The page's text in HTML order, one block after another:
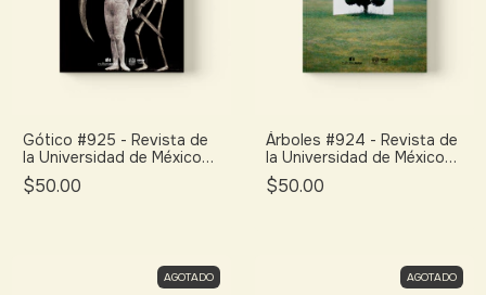
Gótico #925 - Revista de
la Universidad de México
(octubre 2025)
$50.00
Árboles #924 - Revista de
la Universidad de México
(septiembre 2025)
$50.00
AGOTADO AGOTADO